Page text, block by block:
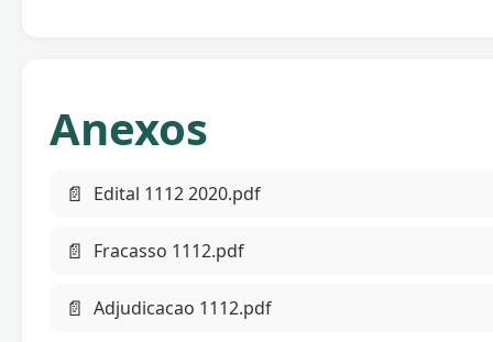
Anexos
📄 Edital 1112 2020.pdf
📄 Fracasso 1112.pdf
📄 Adjudicacao 1112.pdf